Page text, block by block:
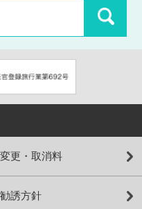
変更・取消料
勧誘方針